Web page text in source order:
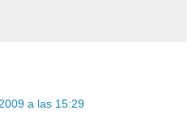
a las 15:29